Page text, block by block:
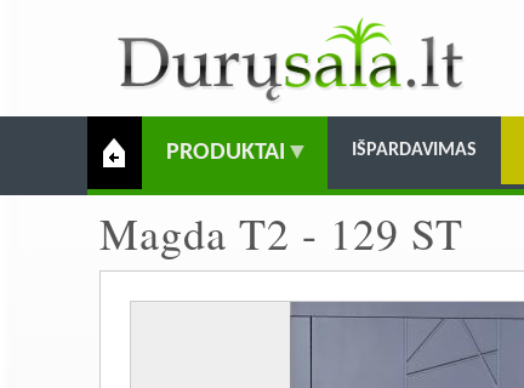
PRODUKTAI IŠPARDAVIMAS
Magda T2 - 129 ST